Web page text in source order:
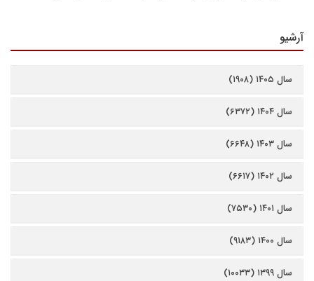
آرشیو
سال ۱۴۰۵ (۱۹۰۸)
سال ۱۴۰۴ (۶۳۷۲)
سال ۱۴۰۳ (۶۶۴۸)
سال ۱۴۰۲ (۶۶۱۷)
سال ۱۴۰۱ (۷۵۳۰)
سال ۱۴۰۰ (۹۱۸۳)
سال ۱۳۹۹ (۱۰۰۳۳)